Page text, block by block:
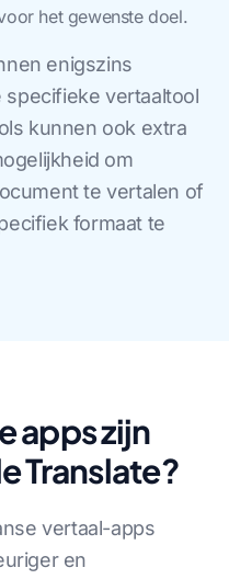
het gewenste doel.
enigszins
specifieke vertaaltool
kunnen ook extra
om
te vertalen of
formaat te
apps zijn
Translate?
vertaal-apps
en